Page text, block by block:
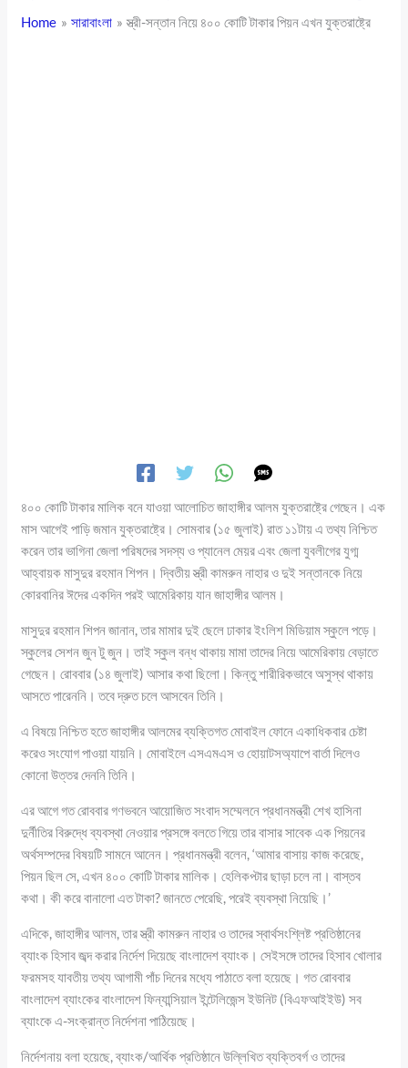
Home
সারাবাংলা স্ত্রী-সন্তান নিয়ে ৪০০ কোটি টাকার পিয়ন এখন যুক্তরাষ্ট্রে
৪০০ কোটি টাকার মালিক বনে যাওয়া আলোচিত জাহাঙ্গীর আলম যুক্তরাষ্ট্রে গেছেন। এক
মাস আগেই পাড়ি জমান যুক্তরাষ্ট্রে। সোমবার (১৫ জুলাই) রাত ১১টায় এ তথ্য নিশ্চিত
করেন তার ভাগিনা জেলা পরিষদের সদস্য ও প্যানেল মেয়র এবং জেলা যুবলীগের যুগ্ম
আহ্বায়ক মাসুদুর রহমান শিপন। দ্বিতীয় স্ত্রী কামরুন নাহার ও দুই সন্তানকে নিয়ে
কোরবানির ঈদের একদিন পরই আমেরিকায় যান জাহাঙ্গীর আলম।
মাসুদুর রহমান শিপন জানান, তার মামার দুই ছেলে ঢাকার ইংলিশ মিডিয়াম স্কুলে পড়ে।
স্কুলের সেশন জুন টু জুন। তাই স্কুল বন্ধ থাকায় মামা তাদের নিয়ে আমেরিকায় বেড়াতে
গেছেন। রোববার (১৪ জুলাই) আসার কথা ছিলো। কিন্তু শারীরিকভাবে অসুস্থ থাকায়
আসতে পারেননি। তবে দ্রুত চলে আসবেন তিনি।
এ বিষয়ে নিশ্চিত হতে জাহাঙ্গীর আলমের ব্যক্তিগত মোবাইল ফোনে একাধিকবার চেষ্টা
করেও সংযোগ পাওয়া যায়নি। মোবাইলে এসএমএস ও হোয়াটসঅ্যাপে বার্তা দিলেও
কোনো উত্তর দেননি তিনি।
এর আগে গত রোববার গণভবনে আয়োজিত সংবাদ সম্মেলনে প্রধানমন্ত্রী শেখ হাসিনা
দুর্নীতির বিরুদ্ধে ব্যবস্থা নেওয়ার প্রসঙ্গে বলতে গিয়ে তার বাসার সাবেক এক পিয়নের
অর্থসম্পদের বিষয়টি সামনে আনেন। প্রধানমন্ত্রী বলেন, ‘আমার বাসায় কাজ করেছে,
পিয়ন ছিল সে, এখন ৪০০ কোটি টাকার মালিক। হেলিকপ্টার ছাড়া চলে না। বাস্তব
কথা। কী করে বানালো এত টাকা? জানতে পেরেছি, পরেই ব্যবস্থা নিয়েছি।’
এদিকে, জাহাঙ্গীর আলম, তার স্ত্রী কামরুন নাহার ও তাদের স্বার্থসংশ্লিষ্ট প্রতিষ্ঠানের
ব্যাংক হিসাব জব্দ করার নির্দেশ দিয়েছে বাংলাদেশ ব্যাংক। সেইসঙ্গে তাদের হিসাব খোলার
ফরমসহ যাবতীয় তথ্য আগামী পাঁচ দিনের মধ্যে পাঠাতে বলা হয়েছে। গত রোববার
বাংলাদেশ ব্যাংকের বাংলাদেশ ফিন্যান্সিয়াল ইন্টেলিজেন্স ইউনিট (বিএফআইইউ) সব
ব্যাংকে এ-সংক্রান্ত নির্দেশনা পাঠিয়েছে।
নির্দেশনায় বলা হয়েছে, ব্যাংক/আর্থিক প্রতিষ্ঠানে উল্লিখিত ব্যক্তিবর্গ ও তাদের